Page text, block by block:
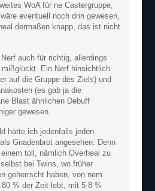
WoA für ne Castergruppe,
eventuell noch drin gewesen,
dermaßen knapp, das ist nicht
auch für richtig, allerdings
mißglückt. Ein Nerf hinsichtlich
auf die Gruppe des Ziels) und
(es gab ja die
Blast ähnlichen Debuff
gewesen.
hätte ich jedenfalls jeden
Gnadenbrot angesehen. Denn
toll, nämlich Overheal zu
bei Twins, wo früher
geherrscht haben, von nem
80 % der Zeit lebt, mit 5-8 %